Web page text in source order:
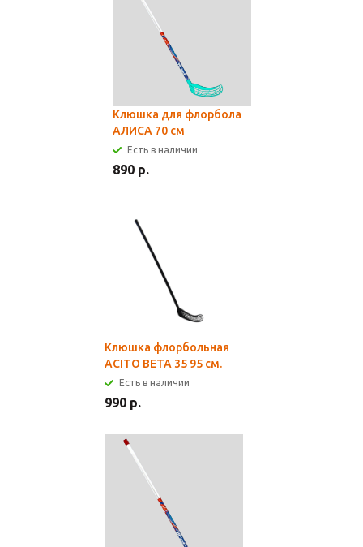
Клюшка для флорбола
АЛИСА 70 см
Есть в наличии
890 р.
Клюшка флорбольная
ACITO BETA 35 95 см.
Есть в наличии
990 р.